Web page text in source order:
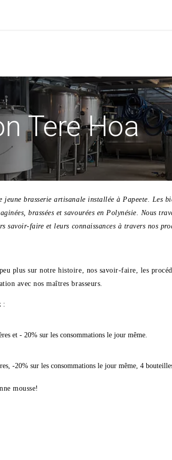
Tere Hoa
jeune brasserie artisanale installée à Papeete. Les
brassées et savourées en Polynésie. Nous
savoir-faire et leurs connaissances à travers nos
plus sur notre histoire, nos savoir-faire, les
avec nos maîtres brasseurs.
:
et - 20% sur les consommations le jour même.
-20% sur les consommations le jour même, 4
mousse!